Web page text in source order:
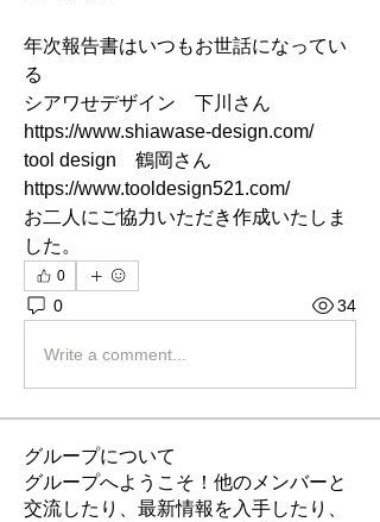
年次報告書はいつもお世話になってい
る
シアワせデザイン　下川さん
https://www.shiawase-design.com/
tool design　鶴岡さん
https://www.tooldesign521.com/
お二人にご協力いただき作成いたしま
した。
0
0 34
Write a comment...
グループについて
グループへようこそ！他のメンバーと
交流したり、最新情報を入手したり、